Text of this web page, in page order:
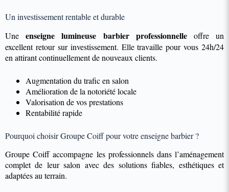
Un investissement rentable et durable
Uneenseigne lumineuse barbier professionnelleoffre un
excellent retour sur investissement. Elle travaille pour vous 24h/24
en attirant continuellement de nouveaux clients.
Augmentation du trafic en salon
Amélioration de la notoriété locale
Valorisation de vos prestations
Rentabilité rapide
Pourquoi choisir Groupe Coiff pour votre enseigne barbier ?
Groupe Coiff accompagne les professionnels dans l’aménagement
complet de leur salon avec des solutions fiables, esthétiques et
adaptées au terrain.